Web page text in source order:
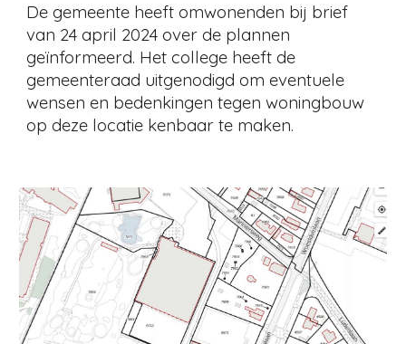
De gemeente heeft omwonenden bij brief
van 24 april 2024 over de plannen
geïnformeerd. Het college heeft de
gemeenteraad uitgenodigd om eventuele
wensen en bedenkingen tegen woningbouw
op deze locatie kenbaar te maken.